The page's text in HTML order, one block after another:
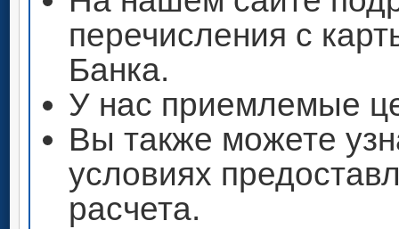
перечисления с
Банка.
У нас приемлемые
Вы также можете
условиях
расчета.